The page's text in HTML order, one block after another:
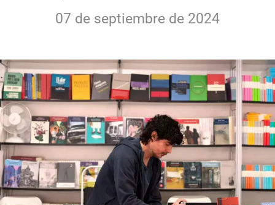
07 de septiembre de 2024